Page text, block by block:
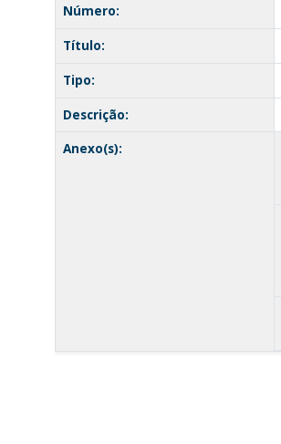
Número:
Título:
Tipo:
Descrição:
Anexo(s):